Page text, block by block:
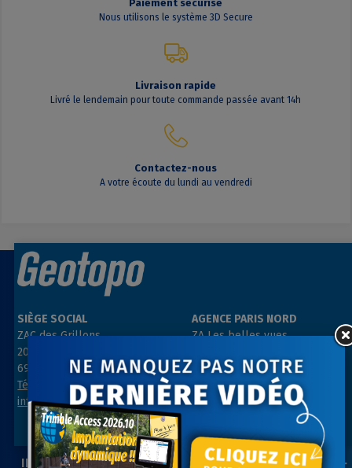
Paiement sécurisé
Nous utilisons le système 3D Secure
Livraison rapide
Livré le lendemain pour toute commande passée avant 14h
Contactez-nous
A votre écoute du lundi au vendredi
SIÈGE SOCIAL
ZAC des Grillons
208, rue de l’Ancienne Distillerie
69400 GLEIZÉ
Tél : 04 74 69 94 00
info@geotopo.fr
AGENCE PARIS NORD
ZA Les belles vues
91290 ARPAJON
Tél : 01 64 55 11 80
contact@geotopo.fr
INFORMATIONS